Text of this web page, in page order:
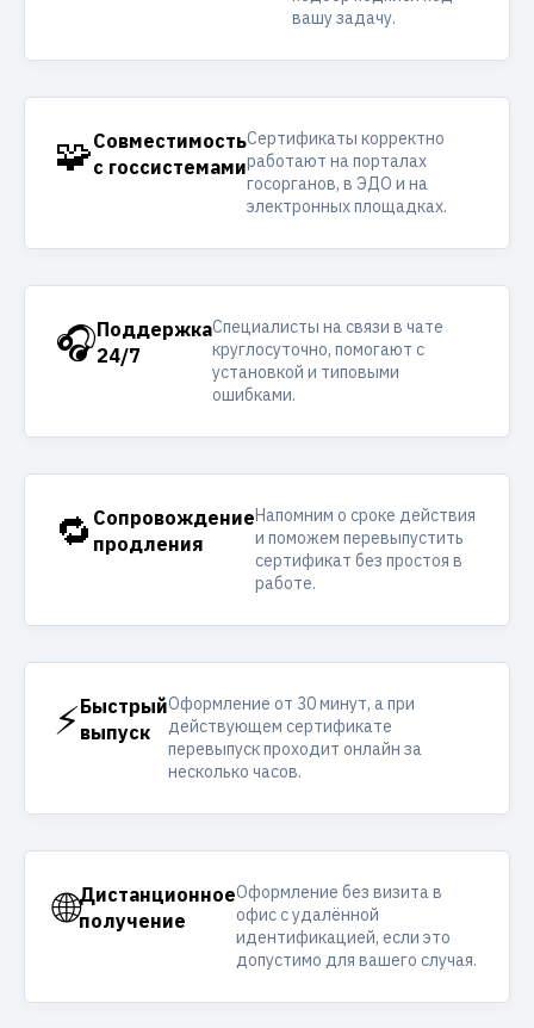
вашу задачу.
🧩Совместимость
с госсистемами
Сертификаты корректно
работают на порталах
госорганов, в ЭДО и на
электронных площадках.
🎧Поддержка
24/7
Специалисты на связи в чате
круглосуточно, помогают с
установкой и типовыми
ошибками.
🔁 Сопровождение
продления
Напомним о сроке действия
и поможем перевыпустить
сертификат без простоя в
работе.
⚡Быстрый
выпуск
Оформление от 30 минут, а при
действующем сертификате
перевыпуск проходит онлайн за
несколько часов.
🌐Дистанционное
получение
Оформление без визита в
офис с удалённой
идентификацией, если это
допустимо для вашего случая.